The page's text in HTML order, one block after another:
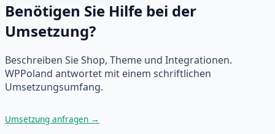
Benötigen Sie Hilfe bei der
Umsetzung?
Beschreiben Sie Shop, Theme und Integrationen.
WPPoland antwortet mit einem schriftlichen
Umsetzungsumfang.
Umsetzung anfragen →